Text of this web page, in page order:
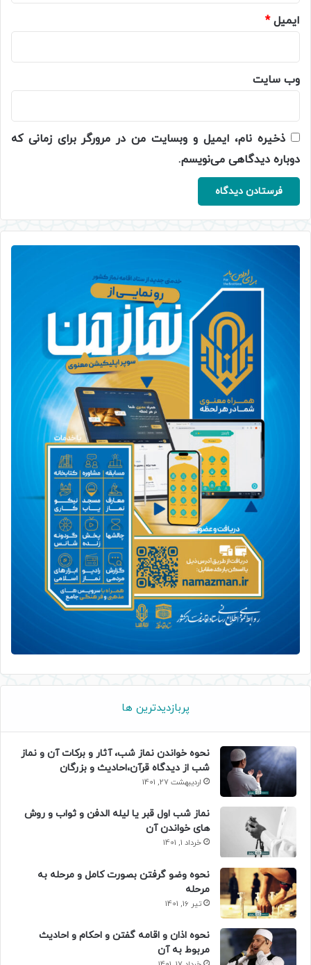
ایمیل*
وب‌ سایت
ذخیره نام، ایمیل و وبسایت من در مرورگر برای زمانی که
دوباره دیدگاهی می‌نویسم.
پربازدیدترین ها
نحوه خواندن نماز شب، آثار و برکات آن و نماز
شب از دیدگاه قرآن،احادیث و بزرگان
اردیبهشت 27, 1401
نماز شب اول قبر یا لیله الدفن و ثواب و روش
های خواندن آن
خرداد 1, 1401
نحوه وضو گرفتن بصورت کامل و مرحله به
مرحله
تیر 16, 1401
نحوه اذان و اقامه گفتن و احکام و احادیث
مربوط به آن